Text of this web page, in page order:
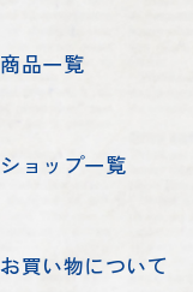
商品一覧
ショップ一覧
お買い物について